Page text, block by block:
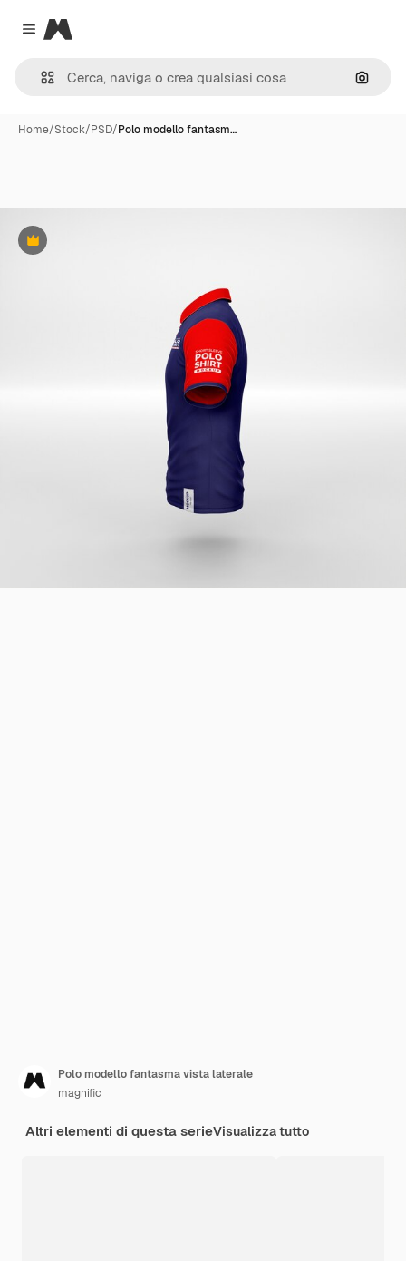
Close menu
Magnific
Cerca
Home/Stock/PSD/Polo modello fantasm…
Premium
Polo modello fantasma vista laterale
magnific
Altri elementi di questa serieVisualizza tutto